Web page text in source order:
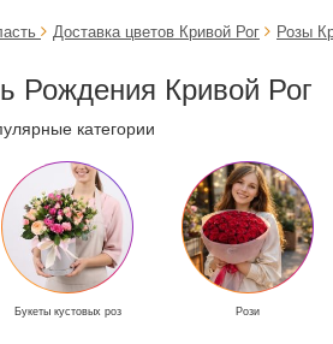
Доставка цветов Кривой Рог Розы
Рождения Кривой Рог
категории
Букеты кустовых роз Рози